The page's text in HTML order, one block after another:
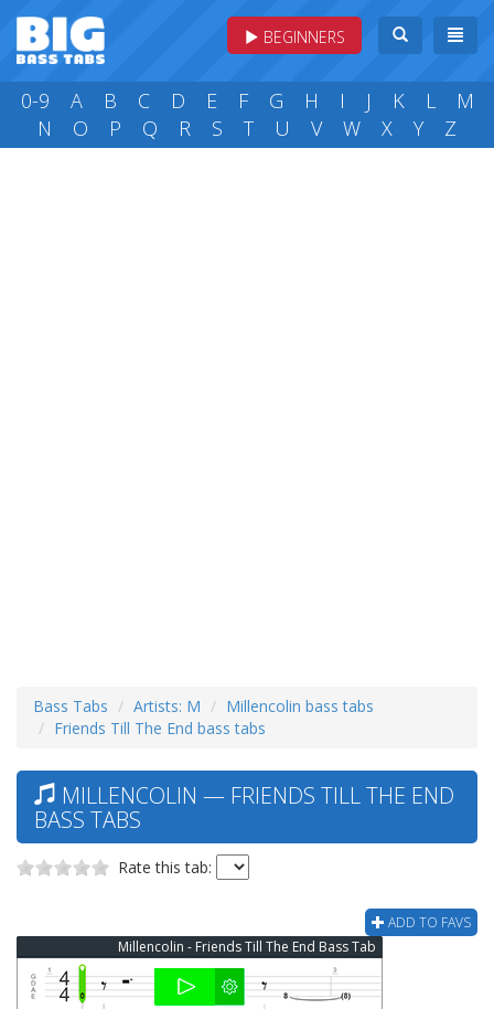
BEGINNERS
0-9 A B C D E F G H I J K L
M
N
O P Q R S T U V W X Y Z
Bass Tabs Artists: M
Millencolin bass tabs
Friends Till The End bass tabs
MILLENCOLIN — FRIENDS TILL THE END
BASS TABS
Rate this tab:
ADD TO FAVS
Millencolin - Friends Till The End Bass Tab